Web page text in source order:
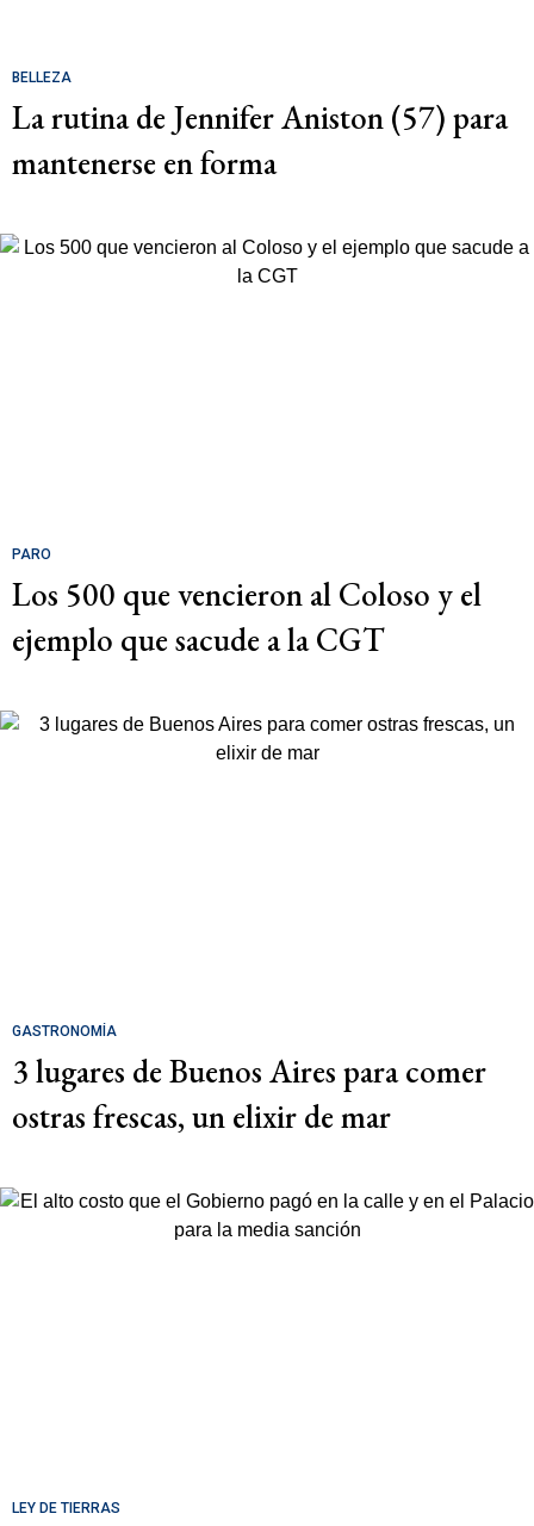
BELLEZA
La rutina de Jennifer Aniston (57) para
mantenerse en forma
PARO
Los 500 que vencieron al Coloso y el
ejemplo que sacude a la CGT
GASTRONOMÍA
3 lugares de Buenos Aires para comer
ostras frescas, un elixir de mar
LEY DE TIERRAS